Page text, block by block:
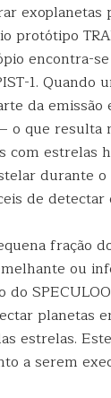
protótipo
encontra-
1.
da
o que resulta
com estrelas
durante
de
fração
ou
planetas
estrelas.
a serem